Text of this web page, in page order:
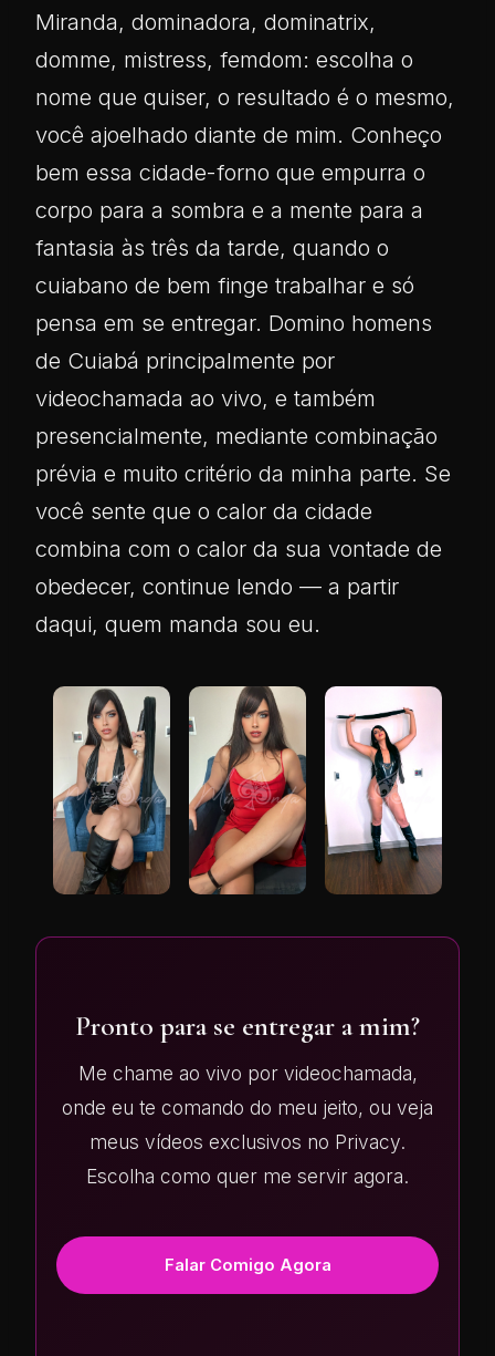
Miranda, dominadora, dominatrix,
domme, mistress, femdom: escolha o
nome que quiser, o resultado é o mesmo,
você ajoelhado diante de mim. Conheço
bem essa cidade-forno que empurra o
corpo para a sombra e a mente para a
fantasia às três da tarde, quando o
cuiabano de bem finge trabalhar e só
pensa em se entregar. Domino homens
de Cuiabá principalmente por
videochamada ao vivo, e também
presencialmente, mediante combinação
prévia e muito critério da minha parte. Se
você sente que o calor da cidade
combina com o calor da sua vontade de
obedecer, continue lendo — a partir
daqui, quem manda sou eu.
Pronto para se entregar a mim?
Me chame ao vivo por videochamada,
onde eu te comando do meu jeito, ou veja
meus vídeos exclusivos no Privacy.
Escolha como quer me servir agora.
Falar Comigo Agora